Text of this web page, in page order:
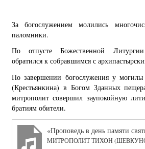
За богослужением молились
паломники.
По отпусте Божественной
обратился к собравшимся с
По завершении богослужения у
(Крестьянкина) в Богом Зданных
митрополит совершил заупокойную
братиям обители.
МИТРОПОЛИТ ТИХОН